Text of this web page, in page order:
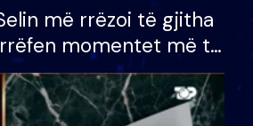
më rrëzoi të gjitha
momentet më të
e BB VIP: Do më
e mëngjesit kur…